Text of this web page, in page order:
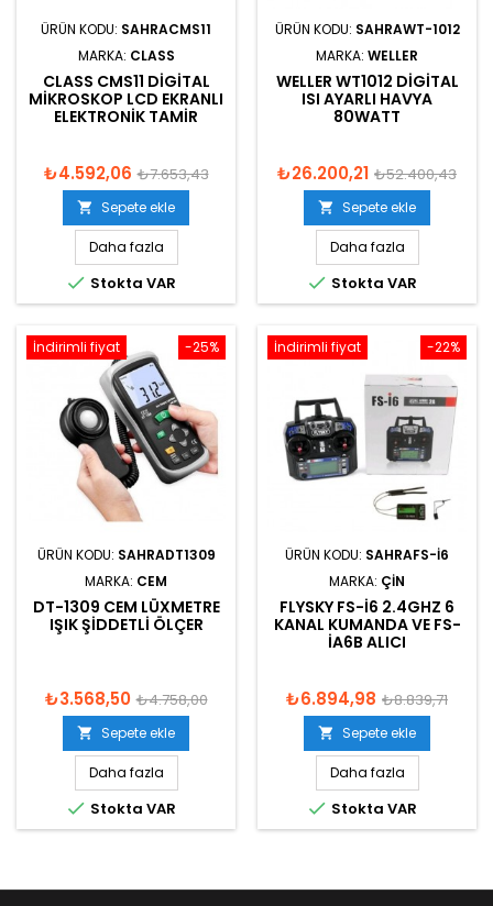
ÜRÜN KODU: SAHRACMS11
MARKA: CLASS
CLASS CMS11 DIGITAL
MIKROSKOP LCD EKRANLI
ELEKTRONIK TAMIR
₺4.592,06 ₺7.653,43
 Sepete ekle
Daha fazla
 Stokta VAR
ÜRÜN KODU: SAHRAWT-1012
MARKA: WELLER
WELLER WT1012 DIGITAL
ISI AYARLI HAVYA
80WATT
₺26.200,21 ₺52.400,43
 Sepete ekle
Daha fazla
 Stokta VAR
-25%
İndirimli fiyat
ÜRÜN KODU: SAHRADT1309
MARKA: CEM
DT-1309 CEM LÜXMETRE
IŞIK ŞIDDETLI ÖLÇER
₺3.568,50 ₺4.758,00
 Sepete ekle
Daha fazla
 Stokta VAR
-22%
İndirimli fiyat
ÜRÜN KODU: SAHRAFS-I6
MARKA: ÇIN
FLYSKY FS-I6 2.4GHZ 6
KANAL KUMANDA VE FS-
IA6B ALICI
₺6.894,98 ₺8.839,71
 Sepete ekle
Daha fazla
 Stokta VAR